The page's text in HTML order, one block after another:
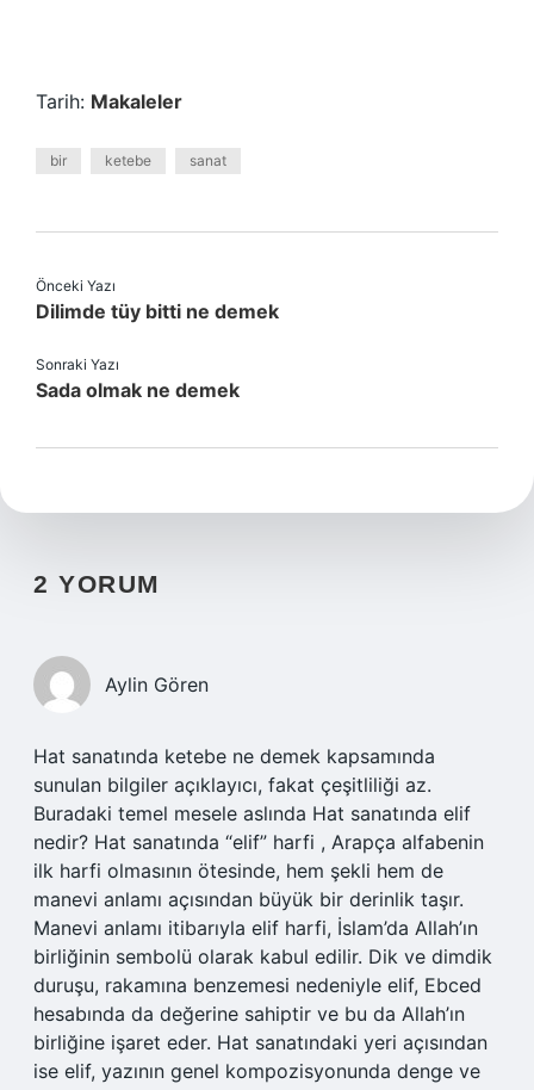
Tarih: Makaleler
bir ketebe sanat
Önceki Yazı
Dilimde tüy bitti ne demek
Sonraki Yazı
Sada olmak ne demek
2 YORUM
Aylin Gören
Hat sanatında ketebe ne demek kapsamında
sunulan bilgiler açıklayıcı, fakat çeşitliliği az.
Buradaki temel mesele aslında Hat sanatında elif
nedir? Hat sanatında “elif” harfi , Arapça alfabenin
ilk harfi olmasının ötesinde, hem şekli hem de
manevi anlamı açısından büyük bir derinlik taşır.
Manevi anlamı itibarıyla elif harfi, İslam’da Allah’ın
birliğinin sembolü olarak kabul edilir. Dik ve dimdik
duruşu, rakamına benzemesi nedeniyle elif, Ebced
hesabında da değerine sahiptir ve bu da Allah’ın
birliğine işaret eder. Hat sanatındaki yeri açısından
ise elif, yazının genel kompozisyonunda denge ve